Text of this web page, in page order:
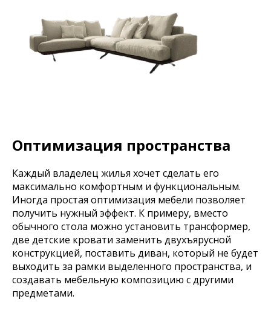
Оптимизация пространства
Каждый владелец жилья хочет сделать его
максимально комфортным и функциональным.
Иногда простая оптимизация мебели позволяет
получить нужный эффект. К примеру, вместо
обычного стола можно установить трансформер,
две детские кровати заменить двухъярусной
конструкцией, поставить диван, который не будет
выходить за рамки выделенного пространства, и
создавать мебельную композицию с другими
предметами.